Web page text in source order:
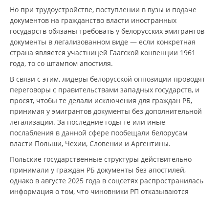
Но при трудоустройстве, поступлении в вузы и подаче
документов на гражданство власти иностранных
государств обязаны требовать у белорусских эмигрантов
документы в легализованном виде — если конкретная
страна является участницей Гаагской конвенции 1961
года, то со штампом апостиля.
В связи с этим, лидеры белорусской оппозиции проводят
переговоры с правительствами западных государств, и
просят, чтобы те делали исключения для граждан РБ,
принимая у эмигрантов документы без дополнительной
легализации. За последние годы те или иные
послабления в данной сфере пообещали белорусам
власти Польши, Чехии, Словении и Аргентины.
Польские государственные структуры действительно
принимали у граждан РБ документы без апостилей,
однако в августе 2025 года в соцсетях распространилась
информация о том, что чиновники РП отказываются